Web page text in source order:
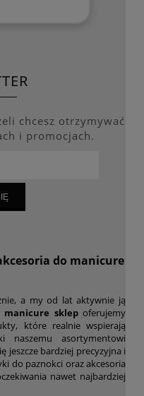
chcesz otrzymywać
i promocjach.
do manicure
a my od lat aktywnie ją
manicure sklepoferujemy
które realnie wspierają
naszemu asortymentowi
jeszcze bardziej precyzyjna i
do paznokci oraz akcesoria
nawet najbardziej